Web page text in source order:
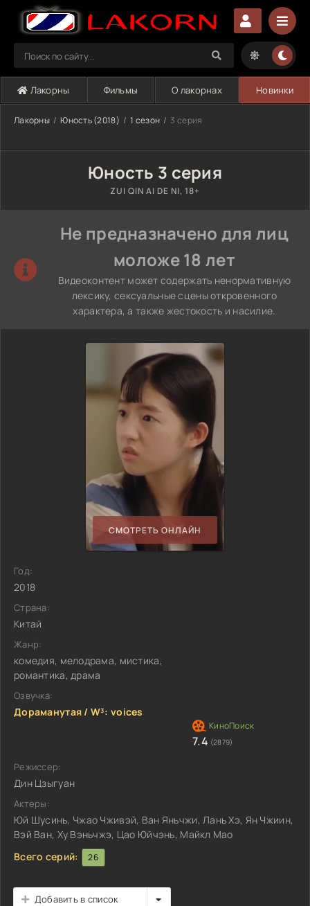
Лакорны Фильмы О лакорнах Новинки
Лакорны Юность (2018) 1 сезон 3 серия
Юность 3 серия
ZUI QIN AI DE NI, 18+
Не предназначено для лиц
моложе 18 лет
Видеоконтент может содержать ненормативную
лексику, сексуальные сцены откровенного
характера, а также жестокость и насилие.
СМОТРЕТЬ ОНЛАЙН
Год:
2018
Страна:
Китай
Жанр:
комедия, мелодрама, мистика,
романтика, драма
Озвучка:
Дораманутая / W³: voices
7.4 (2879)
Режиссер:
Дин Цзыгуан
Актеры:
Юй Шусинь, Чжао Чживэй, Ван Яньчжи, Лань Хэ, Ян Чжиин,
Вэй Ван, Ху Вэньчжэ, Цао Юйчэнь, Майкл Мао
Всего серий:
26
Добавить в список